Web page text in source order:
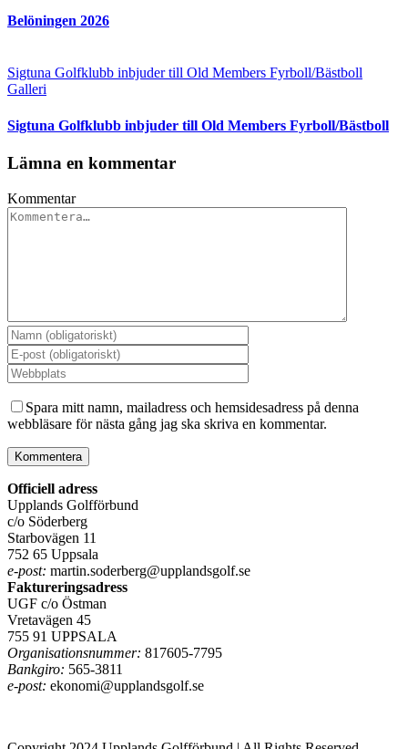
Belöningen 2026
Sigtuna Golfklubb inbjuder till Old Members Fyrboll/Bästboll
Galleri
Sigtuna Golfklubb inbjuder till Old Members Fyrboll/Bästboll
Lämna en kommentar
Kommentar
Spara mitt namn, mailadress och hemsidesadress på denna
webbläsare för nästa gång jag ska skriva en kommentar.
Officiell adress
Upplands Golfförbund
c/o Söderberg
Starbovägen 11
752 65 Uppsala
e-post: martin.soderberg@upplandsgolf.se
Faktureringsadress
UGF c/o Östman
Vretavägen 45
755 91 UPPSALA
Organisationsnummer: 817605-7795
Bankgiro: 565-3811
e-post: ekonomi@upplandsgolf.se